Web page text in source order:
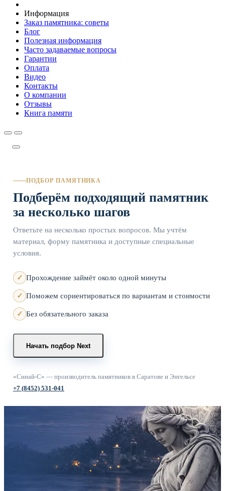
Информация
Заказ памятника: советы
Блог
Полезная информация
Часто задаваемые вопросы
Гарантии
Оплата
Видео
Контакты
О компании
Отзывы
Книга памяти
ПОДБОР ПАМЯТНИКА
Подберём подходящий памятник
за несколько шагов
Ответьте на несколько простых вопросов. Мы учтём
материал, форму памятника и доступные специальные
условия.
Прохождение займёт около одной минуты
Поможем сориентироваться по вариантам и стоимости
Без обязательного заказа
Начать подбор Next
«Синай-С» — производитель памятников в Саратове и Энгельсе
+7 (8452) 531-041